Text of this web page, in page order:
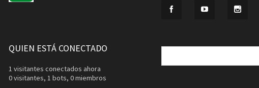
QUIEN ESTÁ CONECTADO
1 visitantes conectados ahora
0 visitantes, 1 bots, 0 miembros
Buscar: